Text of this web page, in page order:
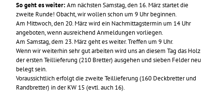
So geht es weiter:Am nächsten Samstag, den 16. März startet die
zweite Runde! Obacht, wir wollen schon um 9 Uhr beginnen.
Am Mittwoch, den 20. März wird ein Nachmittagstermin um 14 Uhr
angeboten, wenn ausreichend Anmeldungen vorliegen.
Am Samstag, dem 23. März geht es weiter. Treffen um 9 Uhr.
Wenn wir weiterhin sehr gut arbeiten wird uns an diesem Tag das Holz
der ersten Teillieferung (210 Bretter) ausgehen und sieben Felder neu
belegt sein.
Voraussichtlich erfolgt die zweite Teillieferung (160 Deckbretter und
Randbretter) in der KW 15 (evtl. auch 16).